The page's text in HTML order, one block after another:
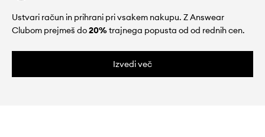
Ustvari račun in prihrani pri vsakem nakupu. Z Answear
Clubom prejmeš do20%trajnega popusta od od rednih cen.
Izvedi več